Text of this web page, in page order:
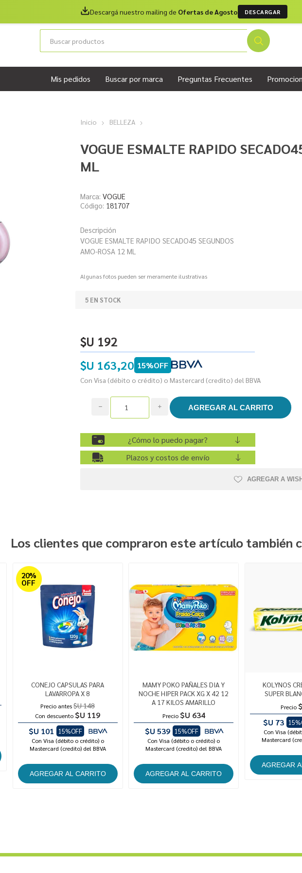
Descargá nuestro mailing de Ofertas de Agosto DESCARGAR
Mis pedidos Buscar por marca Preguntas Frecuentes
Inicio BELLEZA
VOGUE ESMALTE RAPIDO
ML
Marca: VOGUE
Código: 181707
Descripción
VOGUE ESMALTE RAPIDO SECADO45 SEGUNDOS
AMO-ROSA 12 ML
Algunas fotos pueden ser meramente ilustrativas
5 EN STOCK
$U 192
$U 163,20 15%OFF
Con Visa (débito o crédito) o Mastercard (credito) del BBVA
i
h
¿Cómo lo puedo pagar?
Plazos y costos de envío
AGREGAR A
Los clientes que compraron este artículo también
20%
OFF
CONEJO CAPSULAS PARA
LAVARROPA X 8
Precio antes$U 148
Con descuento $U 119
$U 101
15%OFF
Con Visa (débito o crédito) o
Mastercard (credito) del BBVA
MAMY POKO PAÑALES DIA Y
NOCHE HIPER PACK XG X 42 12
A 17 KILOS AMARILLO
Precio $U 634
$U 539 15%OFF
Con Visa (débito o crédito) o
Mastercard (credito) del BBVA
KOLYNOS
SUPER
Precio
$U 73
Con Visa
Mastercard